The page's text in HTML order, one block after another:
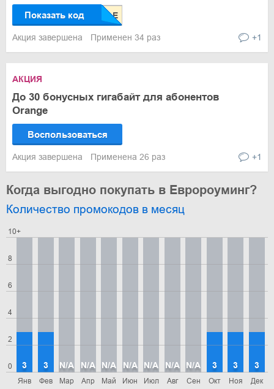
Показать код
Акция завершена Применен 34 раз +1
АКЦИЯ
До 30 бонусных гигабайт для абонентов
Orange
Воспользоваться
Акция завершена Применена 26 раз +1
Когда выгодно покупать в Евророуминг?
Количество промокодов в месяц
0
2
4
6
8
10+
Янв
3
Фев
3
Мар
N/A
Апр
N/A
Май
N/A
Июн
N/A
Июл
N/A
Авг
N/A
Сен
N/A
Окт
3
Ноя
3
Дек
3